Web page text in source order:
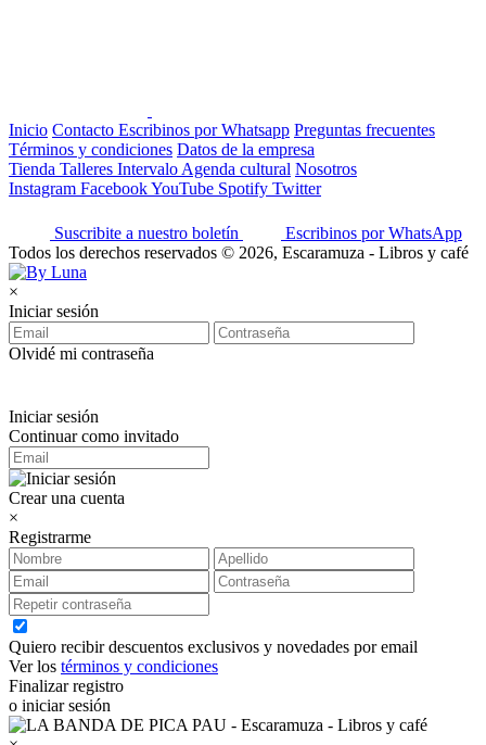
Inicio Contacto Escribinos por Whatsapp Preguntas frecuentes
Términos y condiciones Datos de la empresa
Tienda Talleres Intervalo Agenda cultural Nosotros
Instagram FacebookYouTube Spotify Twitter
Suscribite a nuestro boletín
Escribinos por WhatsApp
Todos los derechos reservados © 2026, Escaramuza - Libros y café
×
Iniciar sesión
Olvidé mi contraseña
Iniciar sesión
Continuar como invitado
Crear una cuenta
×
Registrarme
Quiero recibir descuentos exclusivos y novedades por email
Ver los términos y condiciones
Finalizar registro
o iniciar sesión